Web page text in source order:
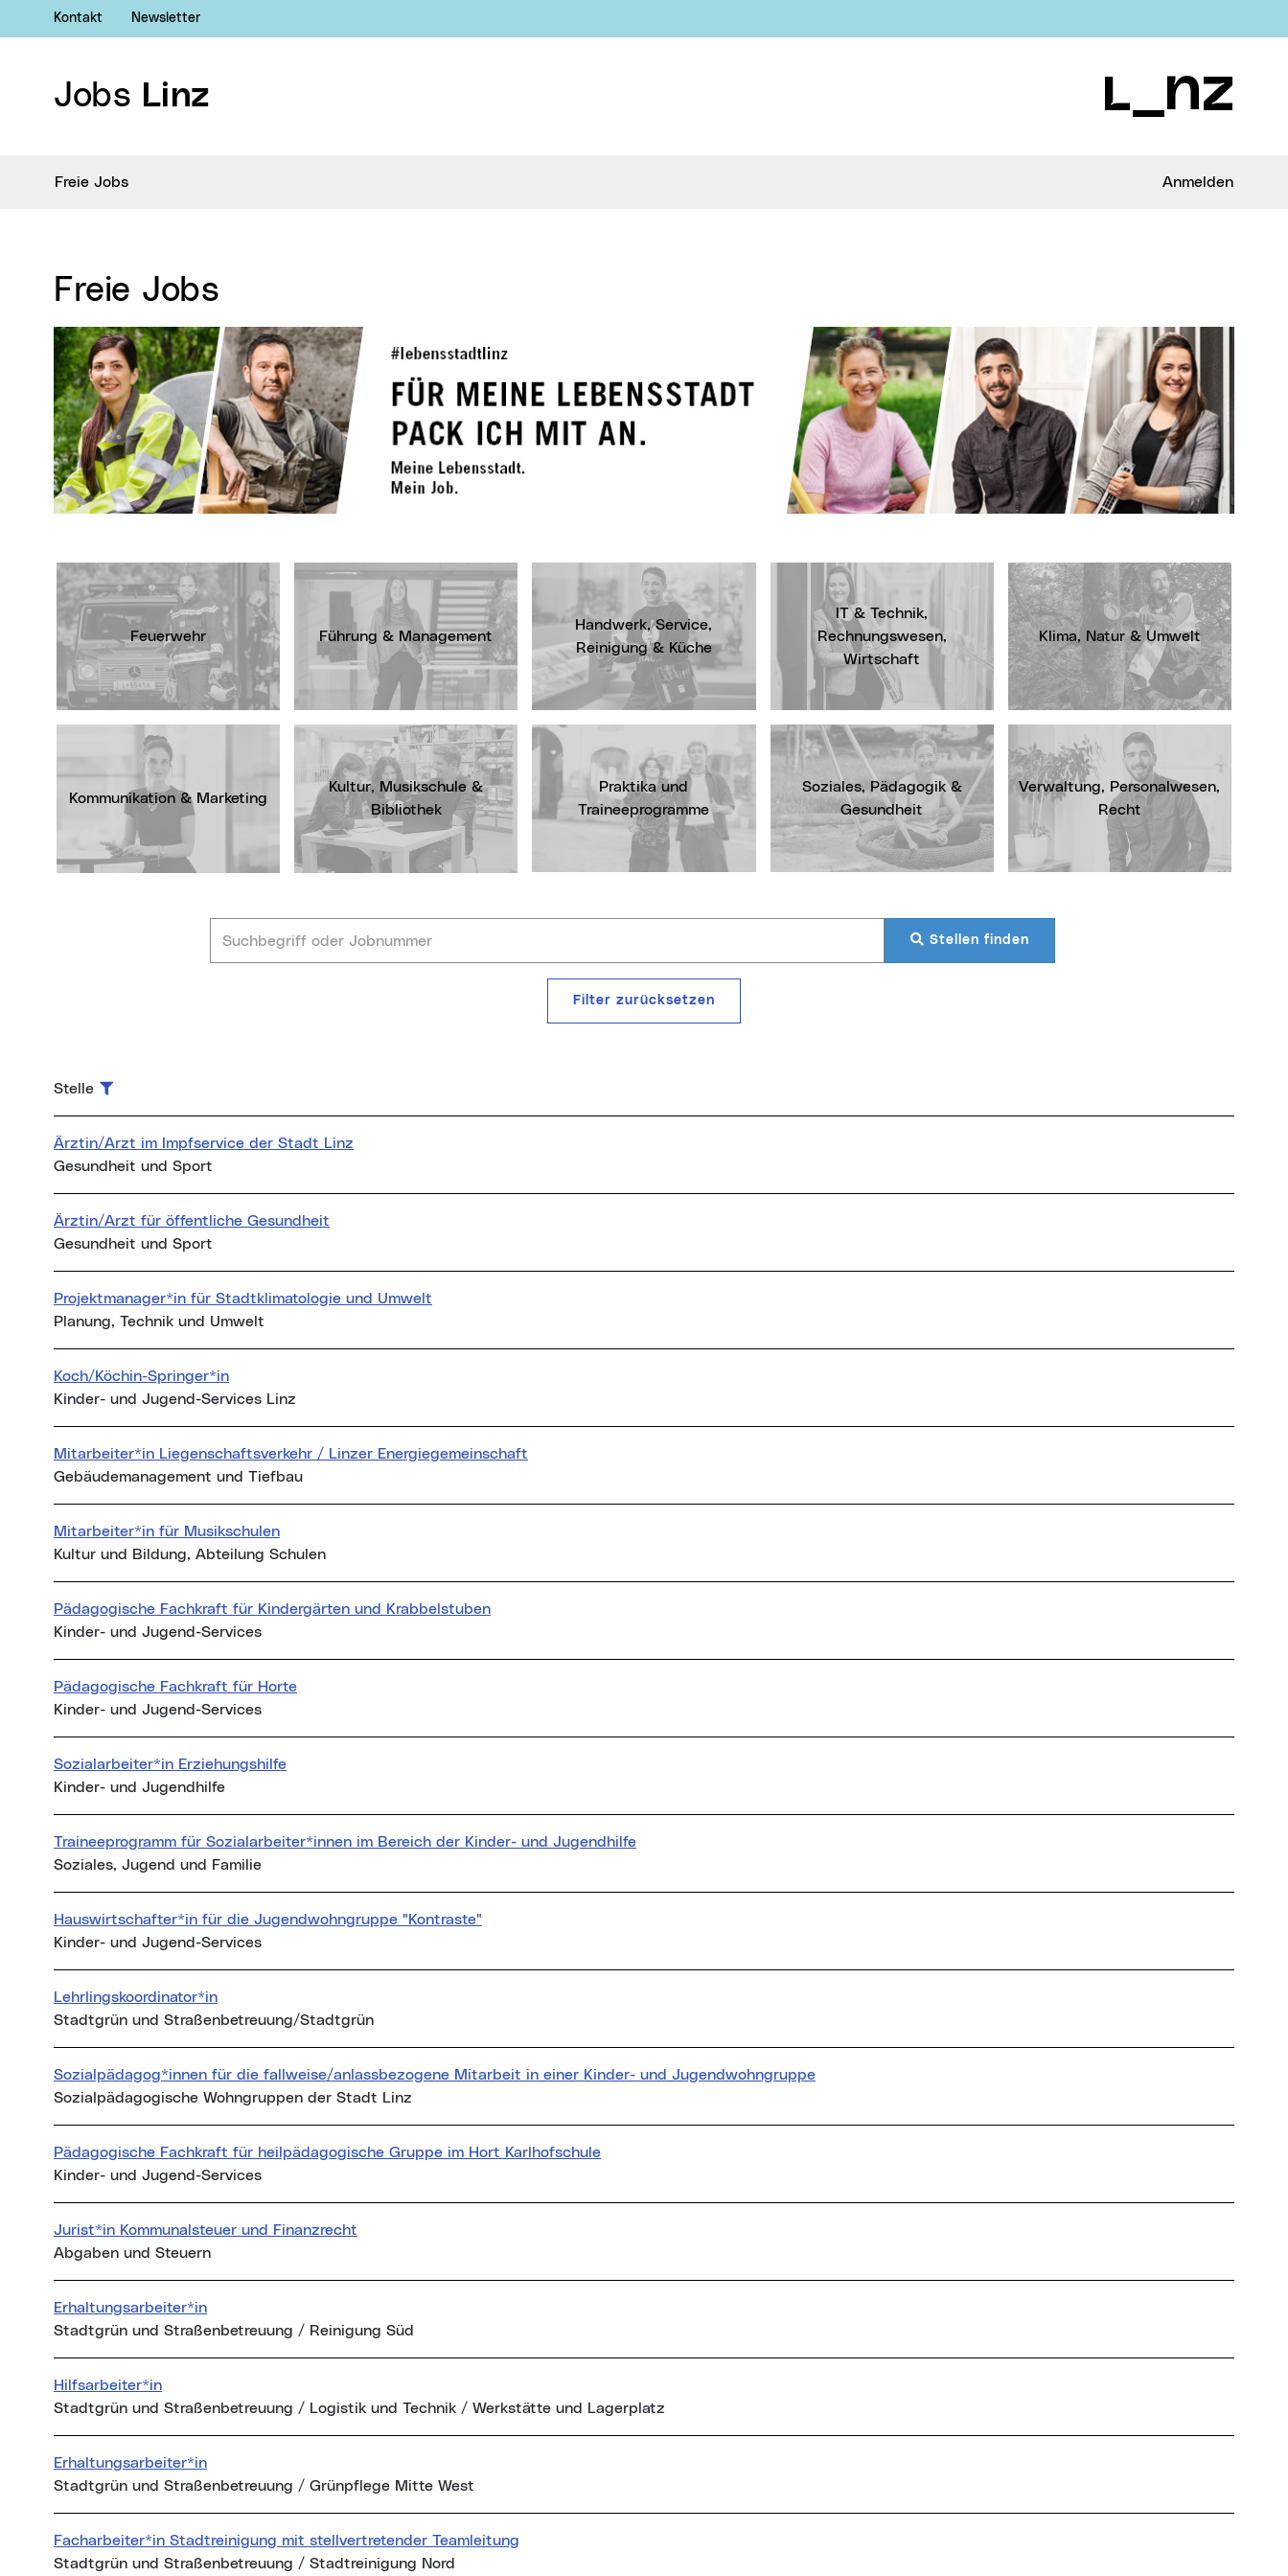
Kontakt Newsletter
Jobs Linz
Freie Jobs Anmelden
Freie Jobs
Feuerwehr Führung & Management
Handwerk, Service,
Reinigung & Küche
IT & Technik,
Rechnungswesen,
Wirtschaft
Klima, Natur & Umwelt
Kommunikation & Marketing
Kultur, Musikschule &
Bibliothek
Praktika und
Traineeprogramme
Soziales, Pädagogik &
Gesundheit
Verwaltung, Personalwesen,
Recht
Stellen finden
Filter zurücksetzen
Stelle
Ärztin/Arzt im Impfservice der Stadt Linz
Gesundheit und Sport
Ärztin/Arzt für öffentliche Gesundheit
Gesundheit und Sport
Projektmanager*in für Stadtklimatologie und Umwelt
Planung, Technik und Umwelt
Koch/Köchin-Springer*in
Kinder- und Jugend-Services Linz
Mitarbeiter*in Liegenschaftsverkehr / Linzer Energiegemeinschaft
Gebäudemanagement und Tiefbau
Mitarbeiter*in für Musikschulen
Kultur und Bildung, Abteilung Schulen
Pädagogische Fachkraft für Kindergärten und Krabbelstuben
Kinder- und Jugend-Services
Pädagogische Fachkraft für Horte
Kinder- und Jugend-Services
Sozialarbeiter*in Erziehungshilfe
Kinder- und Jugendhilfe
Traineeprogramm für Sozialarbeiter*innen im Bereich der Kinder- und Jugendhilfe
Soziales, Jugend und Familie
Hauswirtschafter*in für die Jugendwohngruppe "Kontraste"
Kinder- und Jugend-Services
Lehrlingskoordinator*in
Stadtgrün und Straßenbetreuung/Stadtgrün
Sozialpädagog*innen für die fallweise/anlassbezogene Mitarbeit in einer Kinder- und Jugendwohngruppe
Sozialpädagogische Wohngruppen der Stadt Linz
Pädagogische Fachkraft für heilpädagogische Gruppe im Hort Karlhofschule
Kinder- und Jugend-Services
Jurist*in Kommunalsteuer und Finanzrecht
Abgaben und Steuern
Erhaltungsarbeiter*in
Stadtgrün und Straßenbetreuung / Reinigung Süd
Hilfsarbeiter*in
Stadtgrün und Straßenbetreuung / Logistik und Technik / Werkstätte und Lagerplatz
Erhaltungsarbeiter*in
Stadtgrün und Straßenbetreuung / Grünpflege Mitte West
Facharbeiter*in Stadtreinigung mit stellvertretender Teamleitung
Stadtgrün und Straßenbetreuung / Stadtreinigung Nord